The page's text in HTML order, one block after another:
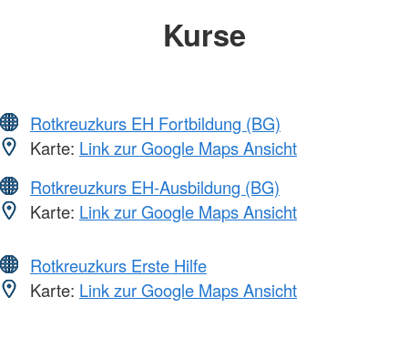
Kurse
Rotkreuzkurs EH Fortbildung (BG)
Karte: Link zur Google Maps Ansicht
Rotkreuzkurs EH-Ausbildung (BG)
Karte: Link zur Google Maps Ansicht
Rotkreuzkurs Erste Hilfe
Karte: Link zur Google Maps Ansicht